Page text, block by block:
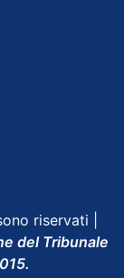
riservati |
del Tribunale